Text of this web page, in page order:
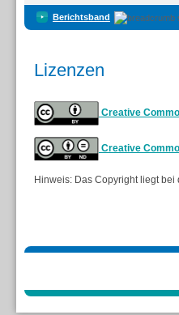
Berichtsband
Lizenzen
Creative
Creative
Hinweis: Das Copyright liegt bei